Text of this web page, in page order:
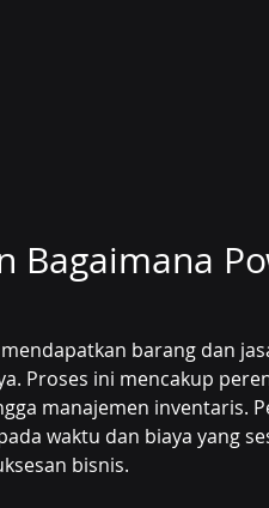
Bagaimana
barang dan
Proses ini mencakup
manajemen inventaris.
waktu dan biaya yang
bisnis.